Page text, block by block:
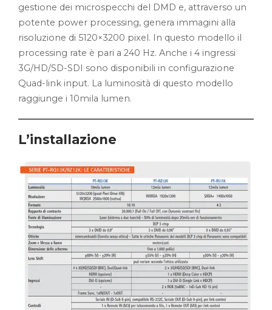
gestione dei microspecchi del DMD e, attraverso un
potente power processing, genera immagini alla
risoluzione di 5120×3200 pixel. In questo modello il
processing rate è pari a 240 Hz. Anche i 4 ingressi
3G/HD/SD-SDI sono disponibili in configurazione
Quad-link input. La luminosità di questo modello
raggiunge i 10mila lumen.
L’installazione